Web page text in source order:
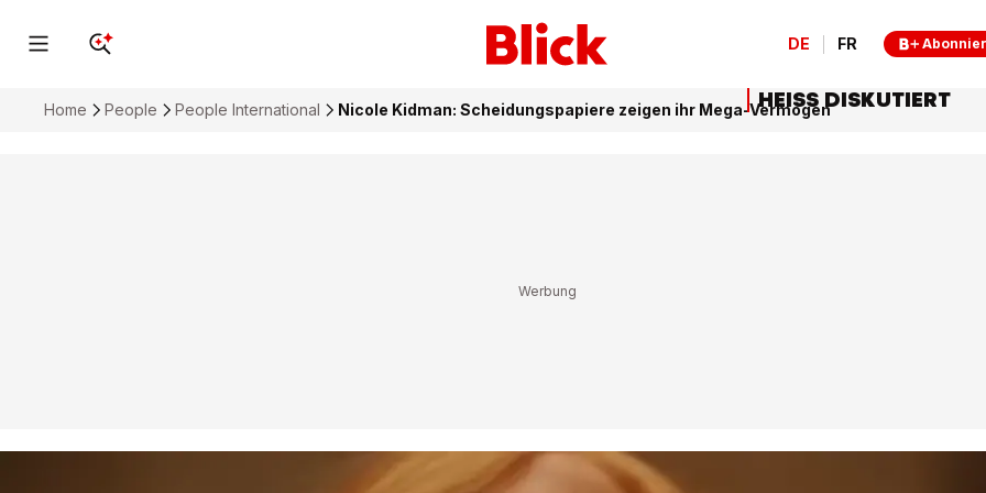
DE FR
Home People People International Nicole Kidman: Scheidungspapiere zeigen ihr Mega-VermögenHEISS DISKUTIERT